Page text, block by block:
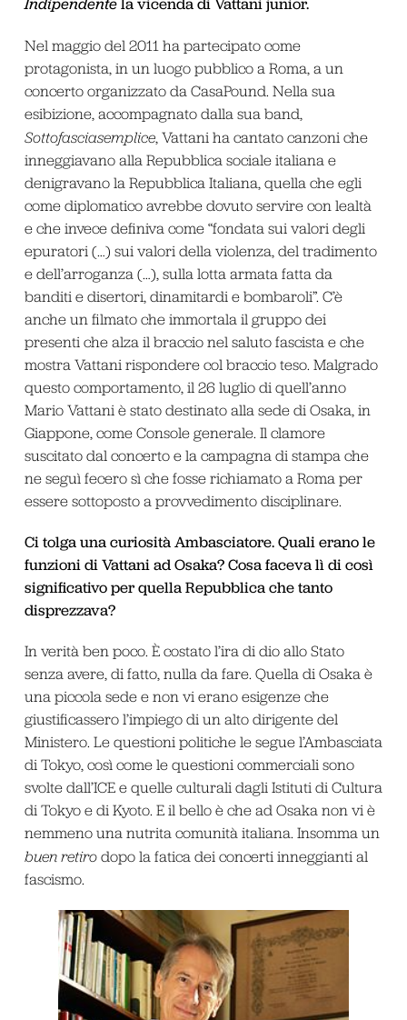
Nel maggio del 2011 ha partecipato come
protagonista, in un luogo pubblico a Roma, a un
concerto organizzato da CasaPound. Nella sua
esibizione, accompagnato dalla sua band,
Sottofasciasemplice, Vattani ha cantato canzoni che
inneggiavano alla Repubblica sociale italiana e
denigravano la Repubblica Italiana, quella che egli
come diplomatico avrebbe dovuto servire con lealtà
e che invece definiva come “fondata sui valori degli
epuratori (…) sui valori della violenza, del tradimento
e dell’arroganza (…), sulla lotta armata fatta da
banditi e disertori, dinamitardi e bombaroli”. C’è
anche un filmato che immortala il gruppo dei
presenti che alza il braccio nel saluto fascista e che
mostra Vattani rispondere col braccio teso. Malgrado
questo comportamento, il 26 luglio di quell’anno
Mario Vattani è stato destinato alla sede di Osaka, in
Giappone, come Console generale. Il clamore
suscitato dal concerto e la campagna di stampa che
ne seguì fecero sì che fosse richiamato a Roma per
essere sottoposto a provvedimento disciplinare.
Ci tolga una curiosità Ambasciatore. Quali erano le
funzioni di Vattani ad Osaka? Cosa faceva lì di così
significativo per quella Repubblica che tanto
disprezzava?
In verità ben poco. È costato l’ira di dio allo Stato
senza avere, di fatto, nulla da fare. Quella di Osaka è
una piccola sede e non vi erano esigenze che
giustificassero l’impiego di un alto dirigente del
Ministero. Le questioni politiche le segue l’Ambasciata
di Tokyo, così come le questioni commerciali sono
svolte dall’ICE e quelle culturali dagli Istituti di Cultura
di Tokyo e di Kyoto. E il bello è che ad Osaka non vi è
nemmeno una nutrita comunità italiana. Insomma un
buen retirodopo la fatica dei concerti inneggianti al
fascismo.